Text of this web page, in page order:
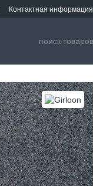
Контактная информация